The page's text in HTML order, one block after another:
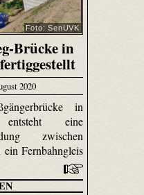
Foto: SenUVK
Brücke in
2020
in
entsteht eine
zwischen
Fernbahngleis